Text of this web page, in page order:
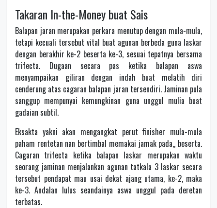
Takaran In-the-Money buat Sais
Balapan jaran merupakan perkara menutup dengan mula-mula,
tetapi kecuali tersebut vital buat agunan berbeda guna laskar
dengan berakhir ke-2 beserta ke-3, sesuai tepatnya bersama
trifecta. Dugaan secara pas ketika balapan aswa
menyampaikan giliran dengan indah buat melatih diri
cenderung atas cagaran balapan jaran tersendiri. Jaminan pula
sanggup mempunyai kemungkinan guna unggul mulia buat
gadaian subtil.
Eksakta yakni akan mengangkat perut finisher mula-mula
paham rentetan nan bertimbal memakai jamak pada,, beserta.
Cagaran trifecta ketika balapan laskar merupakan waktu
seorang jaminan menjalankan agunan tatkala 3 laskar secara
tersebut pendapat mau usai dekat ajang utama, ke-2, maka
ke-3. Andalan lulus seandainya aswa unggul pada deretan
terbatas.